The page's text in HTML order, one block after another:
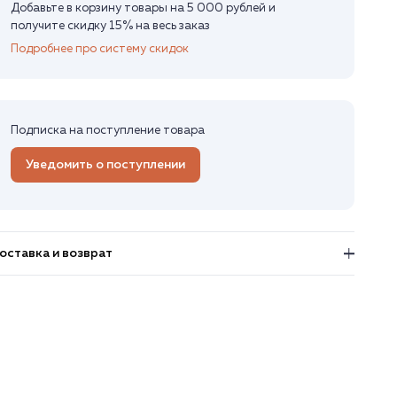
Добавьте в корзину товары на 5 000 рублей и
получите скидку 15% на весь заказ
Подробнее про систему скидок
Подписка на поступление товара
Уведомить о поступлении
и возврат